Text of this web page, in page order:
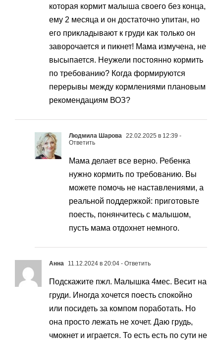
которая кормит малыша своего без конца,
ему 2 месяца и он достаточно упитан, но
его прикладывают к груди как только он
заворочается и пикнет! Мама измучена, не
высыпается. Неужели постоянно кормить
по требованию? Когда формируются
перерывы между кормлениями плановым
рекомендациям ВОЗ?
Людмила Шарова 22.02.2025 в 12:39 -
Ответить
Мама делает все верно. Ребенка
нужно кормить по требованию. Вы
можете помочь не наставлениями, а
реальной поддержкой: приготовьте
поесть, понянчитесь с малышом,
пусть мама отдохнет немного.
Анна 11.12.2024 в 20:04 - Ответить
Подскажите пжл. Малышка 4мес. Весит на
груди. Иногда хочется поесть спокойно
или посидеть за компом поработать. Но
она просто лежать не хочет. Даю грудь,
чмокнет и играется. То есть есть по сути не